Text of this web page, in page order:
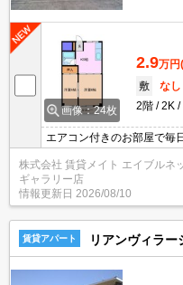
画像：24枚
2.9万円
敷
なし
2階
2K
エアコン付きのお部屋で毎
す。お部屋から訪問者を確
知らない人やセールスに対
株式会社 賃貸メイト エイブルネ
ギャラリー店
情報更新日 2026/08/10
賃貸アパート リアンヴィラー